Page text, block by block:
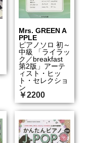
Mrs. GREEN A
PPLE
ピアノソロ 初～
中級 「ライラッ
ク／breakfast
第2版」アーテ
ィスト・ヒッ
ト・セレクショ
ン
￥2200